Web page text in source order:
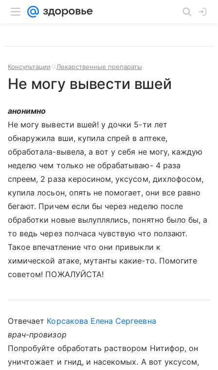
Консультации Лекарственные препараты
Не могу вывести вшей
анонимно
Не могу вывести вшей! у дочки 5-ти лет
обнаружила вши, купила спрей в аптеке,
обработала-вывела, а вот у себя не могу, каждую
неделю чем только не обрабатываю- 4 раза
спреем, 2 раза керосином, уксусом, дихлофосом,
купила лосьон, опять не помогает, они все равно
бегают. Причем если бы через неделю после
обработки новые вылуплялись, понятно было бы, а
то ведь через полчаса чувствую что ползают.
Такое впечатление что они привыкли к
химической атаке, мутанты какие-то. Помогите
советом! ПОЖАЛУЙСТА!
Отвечает Корсакова Елена Сергеевна
врач-провизор
Попробуйте обработать раствором Нитифор, он
уничтожает и гнид, и насекомых. А вот уксусом,